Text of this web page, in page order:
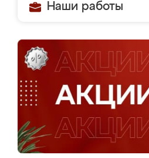
Наши работы